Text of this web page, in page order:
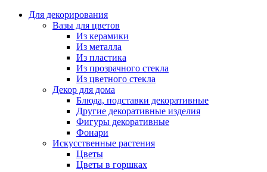
Для декорирования
Вазы для цветов
Из керамики
Из металла
Из пластика
Из прозрачного стекла
Из цветного стекла
Декор для дома
Блюда, подставки декоративные
Другие декоративные изделия
Фигуры декоративные
Фонари
Искусственные растения
Цветы
Цветы в горшках